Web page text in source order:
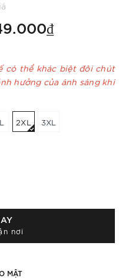
có thể khác biệt đôi chút
hưởng của ánh sáng khi
2XL 3XL
nơi
MẬT